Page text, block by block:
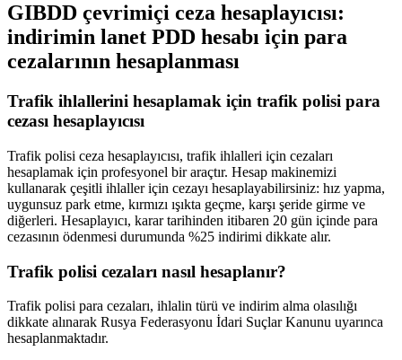
GIBDD çevrimiçi ceza hesaplayıcısı:
indirimin lanet PDD hesabı için para
cezalarının hesaplanması
Trafik ihlallerini hesaplamak için trafik polisi para
cezası hesaplayıcısı
Trafik polisi ceza hesaplayıcısı, trafik ihlalleri için cezaları
hesaplamak için profesyonel bir araçtır. Hesap makinemizi
kullanarak çeşitli ihlaller için cezayı hesaplayabilirsiniz: hız yapma,
uygunsuz park etme, kırmızı ışıkta geçme, karşı şeride girme ve
diğerleri. Hesaplayıcı, karar tarihinden itibaren 20 gün içinde para
cezasının ödenmesi durumunda %25 indirimi dikkate alır.
Trafik polisi cezaları nasıl hesaplanır?
Trafik polisi para cezaları, ihlalin türü ve indirim alma olasılığı
dikkate alınarak Rusya Federasyonu İdari Suçlar Kanunu uyarınca
hesaplanmaktadır.